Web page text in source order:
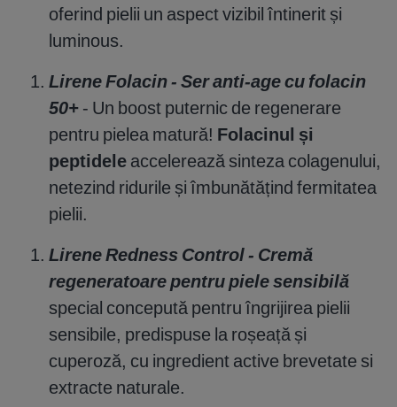
oferind pielii un aspect vizibil întinerit și
luminous.
Lirene Folacin - Ser anti-age cu folacin
50+ - Un boost puternic de regenerare
pentru pielea matură! Folacinul și
peptidele accelerează sinteza colagenului,
netezind ridurile și îmbunătățind fermitatea
pielii.
Lirene Redness Control - Cremă
regeneratoare pentru piele sensibilă
special concepută pentru îngrijirea pielii
sensibile, predispuse la roșeață și
cuperoză, cu ingredient active brevetate si
extracte naturale.